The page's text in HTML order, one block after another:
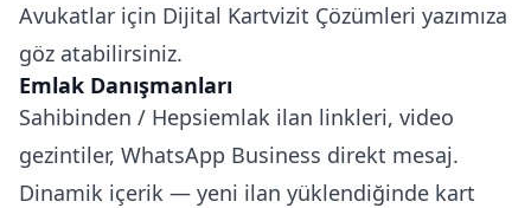
Avukatlar için Dijital Kartvizit Çözümleri yazımıza
göz atabilirsiniz.
Emlak Danışmanları
Sahibinden / Hepsiemlak ilan linkleri, video
gezintiler, WhatsApp Business direkt mesaj.
Dinamik içerik — yeni ilan yüklendiğinde kart